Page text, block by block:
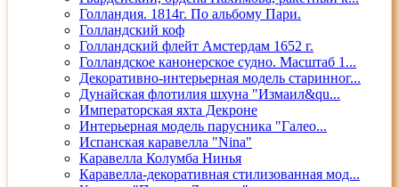
Голландия. 1814г. По альбому Пари.
Голландский коф
Голландский флейт Амстердам 1652 г.
Голландское канонерское судно. Масштаб 1...
Декоративно-интерьерная модель старинног...
Дунайская флотилия шхуна "Измаил&qu...
Императорская яхта Декроне
Интерьерная модель парусника "Галео...
Испанская каравелла "Nina"
Каравелла Колумба Нинья
Каравелла-декоративная стилизованная мод...